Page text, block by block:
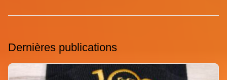
Dernières publications